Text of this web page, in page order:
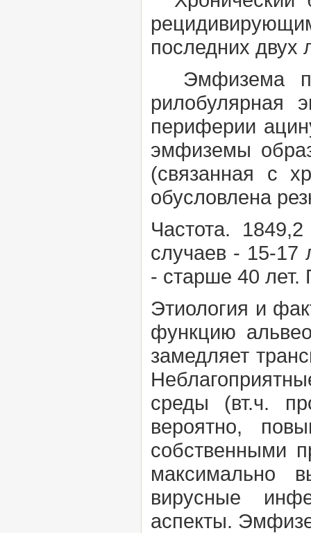
последних двух
Эмфизема
рилобулярная
периферии
эмфиземы
(связанная с
обусловлена
Частота.
случаев - 15-17
- старше 40 лет.
Этиология и
функцию
замедляет
среды (вт.ч.
вероятно,
собственными
максимально
вирусные
аспекты.